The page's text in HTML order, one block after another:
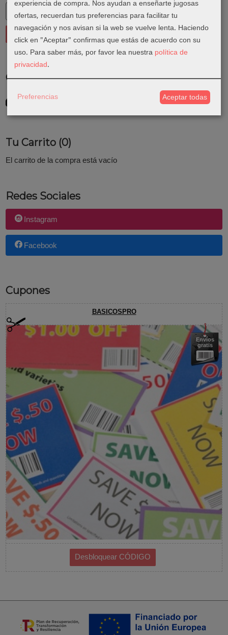
Costes de Envío
GRATIS *
Tu Carrito (0)
El carrito de la compra está vacío
Redes Sociales
Instagram
Facebook
Cupones
BASICOSPRO
Envíos
gratis
experiencia de compra. Nos ayudan a enseñarte jugosas
ofertas, recuerdan tus preferencias para facilitar tu
navegación y nos avisan si la web se vuelve lenta. Haciendo
click en "Aceptar" confirmas que estás de acuerdo con su
uso. Para saber más, por favor lea nuestra política de
privacidad.
Preferencias Aceptar todas